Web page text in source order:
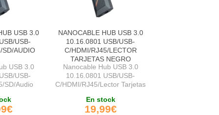
USB 3.0
USB-
AUDIO
USB 3.0
USB-
SD/Audio
NANOCABLE HUB USB 3.0
10.16.0801 USB/USB-
C/HDMI/RJ45/LECTOR
TARJETAS NEGRO
Nanocable Hub USB 3.0
10.16.0801 USB/USB-
C/HDMI/RJ45/Lector Tarjetas
En stock
19,99€